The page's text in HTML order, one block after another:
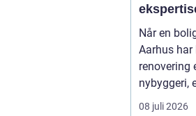
byens
Når en
Aarhus
renovering
nybyggeri,
kompetent
08 juli 2026